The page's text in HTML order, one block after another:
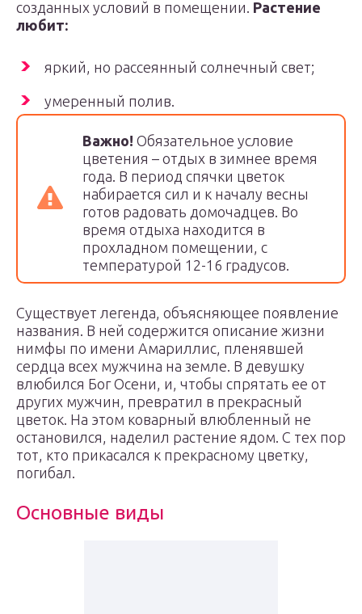
созданных условий в помещении. Растение
любит:
яркий, но рассеянный солнечный свет;
умеренный полив.
Важно! Обязательное условие
цветения – отдых в зимнее время
года. В период спячки цветок
набирается сил и к началу весны
готов радовать домочадцев. Во
время отдыха находится в
прохладном помещении, с
температурой 12-16 градусов.
Существует легенда, объясняющее появление
названия. В ней содержится описание жизни
нимфы по имени Амариллис, пленявшей
сердца всех мужчина на земле. В девушку
влюбился Бог Осени, и, чтобы спрятать ее от
других мужчин, превратил в прекрасный
цветок. На этом коварный влюбленный не
остановился, наделил растение ядом. С тех пор
тот, кто прикасался к прекрасному цветку,
погибал.
Основные виды